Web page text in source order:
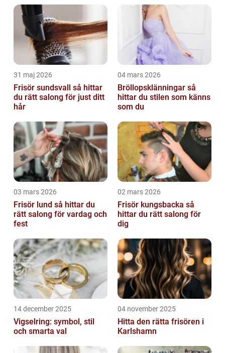
31 maj 2026
Frisör sundsvall så hittar
du rätt salong för just ditt
hår
04 mars 2026
Bröllopsklänningar så
hittar du stilen som känns
som du
03 mars 2026
Frisör lund så hittar du
rätt salong för vardag och
fest
02 mars 2026
Frisör kungsbacka så
hittar du rätt salong för
dig
14 december 2025
Vigselring: symbol, stil
och smarta val
04 november 2025
Hitta den rätta frisören i
Karlshamn